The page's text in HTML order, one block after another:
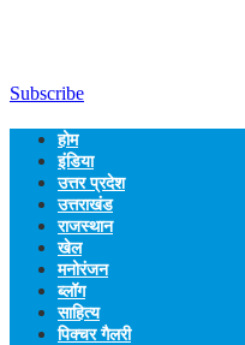
Subscribe
होम
इंडिया
उत्तर प्रदेश
उत्तराखंड
राजस्थान
खेल
मनोरंजन
ब्लॉग
साहित्य
पिक्चर गैलरी